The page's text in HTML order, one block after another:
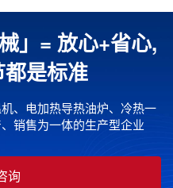
」= 放心+省心,
是标准
、电加热导热油炉、冷热一
销售为一体的生产型企业
询